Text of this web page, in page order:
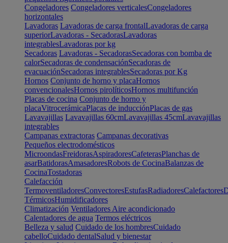
Congeladores Congeladores verticalesCongeladores
horizontales
Lavadoras Lavadoras de carga frontalLavadoras de carga
superiorLavadoras - SecadorasLavadoras
integrablesLavadoras por kg
Secadoras Lavadoras - SecadorasSecadoras con bomba de
calorSecadoras de condensaciónSecadoras de
evacuaciónSecadoras integrablesSecadoras por Kg
Hornos Conjunto de horno y placaHornos
convencionalesHornos pirolíticosHornos multifunción
Placas de cocina Conjunto de horno y
placaVitrocerámicaPlacas de inducciónPlacas de gas
Lavavajillas Lavavajillas 60cmLavavajillas 45cmLavavajillas
integrables
Campanas extractoras Campanas decorativas
Pequeños electrodomésticos
MicroondasFreidorasAspiradoresCafeterasPlanchas de
asarBatidorasAmasadoresRobots de CocinaBalanzas de
CocinaTostadoras
Calefacción
TermoventiladoresConvectoresEstufasRadiadoresCalefactores
TérmicosHumidificadores
Climatización Ventiladores Aire acondicionado
Calentadores de agua Termos eléctricos
Belleza y salud Cuidado de los hombresCuidado
cabelloCuidado dentalSalud y bienestar